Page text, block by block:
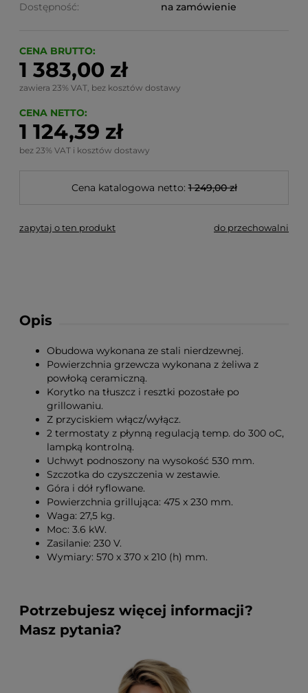
Dostępność:
na zamówienie
CENA BRUTTO:
1 383,00 zł
zawiera 23% VAT, bez kosztów dostawy
CENA NETTO:
1 124,39 zł
bez 23% VAT i kosztów dostawy
Cena katalogowa netto: 1 249,00 zł
zapytaj o ten produkt do przechowalni
Opis
Obudowa wykonana ze stali nierdzewnej.
Powierzchnia grzewcza wykonana z żeliwa z
powłoką ceramiczną.
Korytko na tłuszcz i resztki pozostałe po
grillowaniu.
Z przyciskiem włącz/wyłącz.
2 termostaty z płynną regulacją temp. do 300 oC,
lampką kontrolną.
Uchwyt podnoszony na wysokość 530 mm.
Szczotka do czyszczenia w zestawie.
Góra i dół ryflowane.
Powierzchnia grillująca: 475 x 230 mm.
Waga: 27,5 kg.
Moc: 3.6 kW.
Zasilanie: 230 V.
Wymiary: 570 x 370 x 210 (h) mm.
Potrzebujesz więcej informacji?
Masz pytania?